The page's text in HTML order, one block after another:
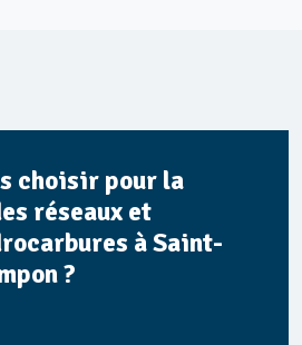
choisir pour la
réseaux et
à Saint-
?